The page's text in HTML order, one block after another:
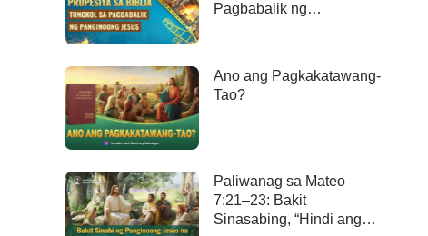
Pagbabalik ng
Ano ang Pagkakatawang-
Tao?
Paliwanag sa Mateo
7:21–23: Bakit
Sinasabing, “Hindi ang